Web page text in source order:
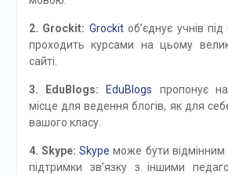
2. Grockit: Grockitоб’єднує учнів
проходить курсами на цьому
сайті.
3. EduBlogs: EduBlogs пропонує
місце для ведення блогів, як для
вашого класу.
4. Skype: Skype може бути відмінним
підтримки зв’язку з іншими